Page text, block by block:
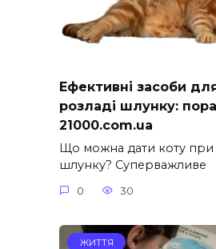
Ефективні засоби
розладі шлунку:
21000.com.ua
Що можна дати коту при
шлунку? Суперважливе
0 30
ЖИТТЯ